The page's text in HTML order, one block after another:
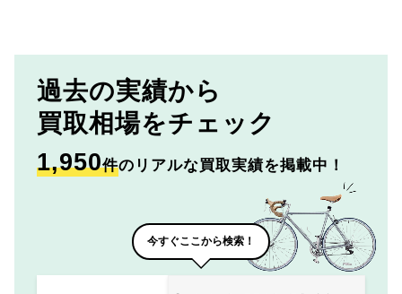
過去の実績から
買取相場をチェック
1,950件のリアルな買取実績を掲載中！
今すぐここから検索！